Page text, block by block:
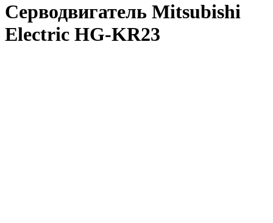
Серводвигатель Mitsubishi
Electric HG-KR23